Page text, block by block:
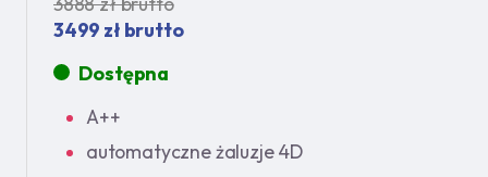
3499 zł brutto
Dostępna
A++
automatyczne żaluzje 4D